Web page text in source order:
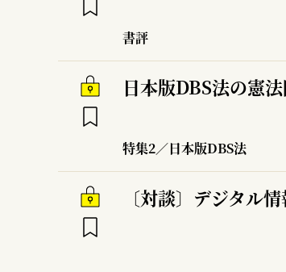
書評
日本版DBS法の憲
特集2／日本版DBS法
〔対談〕デジタル